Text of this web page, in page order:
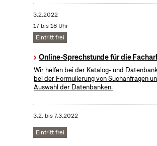
3.2.2022
17 bis 18 Uhr
Eintritt frei
Online-Sprechstunde für die
Wir helfen bei der Katalog- und
bei der Formulierung von Suchanfragen
Auswahl der Datenbanken.
3.2. bis7.3.2022
Eintritt frei